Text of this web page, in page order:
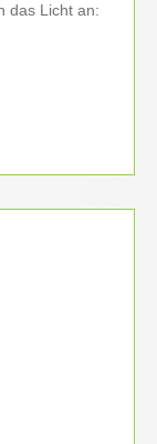
das Licht an: